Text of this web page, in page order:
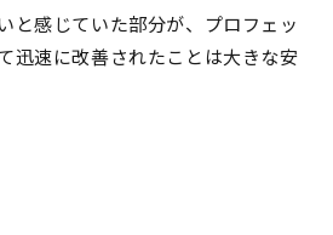
と感じていた部分が、プロフェッ
迅速に改善されたことは大きな安